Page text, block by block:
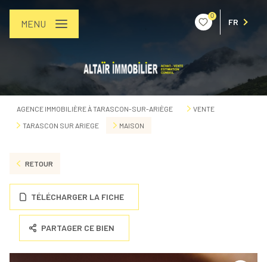
0
FR
MENU
AGENCE IMMOBILIÈRE À TARASCON-SUR-ARIÈGE
VENTE
TARASCON SUR ARIEGE
MAISON
RETOUR
TÉLÉCHARGER LA FICHE
PARTAGER CE BIEN